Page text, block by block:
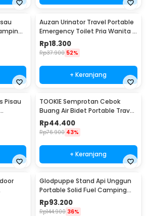
Auzan Urinator Travel Portable
Emergency Toilet Pria Wanita -
C1676
Rp18.300
Rp37.900 52%
+ Keranjang
Pisau
TOOKIE Semprotan Cebok
Buang Air Bidet Portable Travel
Sprayer 560ml - WS500
Rp44.400
Rp76.900 43%
+ Keranjang
Glodpuppe Stand Api Unggun
Portable Solid Fuel Camping
Tool - EZ203
Rp93.200
Rp144.900 36%